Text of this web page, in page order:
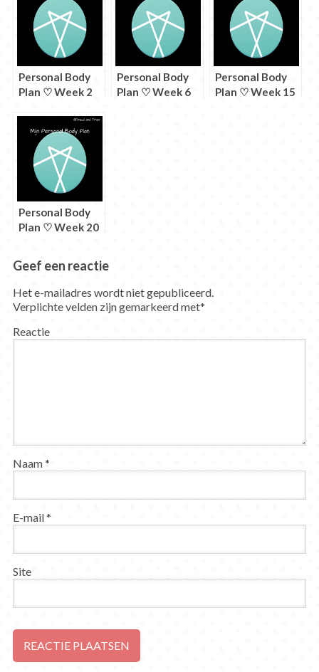
Personal Body
Plan ♡ Week 2
Personal Body
Plan ♡ Week 6
Personal Body
Plan ♡ Week 15
Personal Body
Plan ♡ Week 20
Geef een reactie
Het e-mailadres wordt niet gepubliceerd.
Verplichte velden zijn gemarkeerd met*
Reactie
Naam*
E-mail*
Site